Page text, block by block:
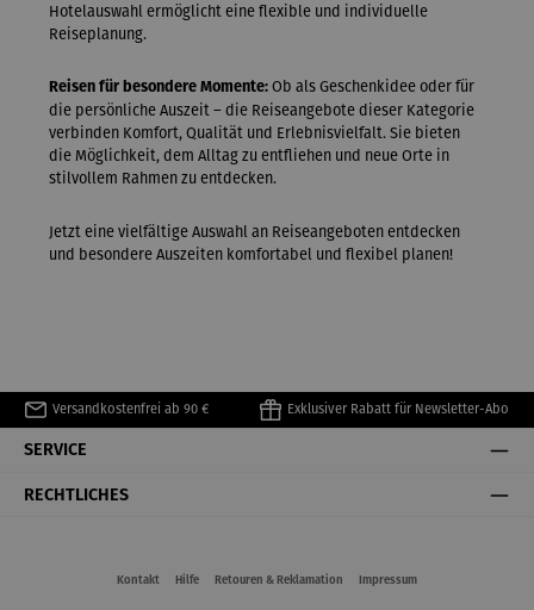
Hotelauswahl ermöglicht eine flexible und individuelle
Reiseplanung.
Reisen für besondere Momente: Ob als Geschenkidee oder für
die persönliche Auszeit – die Reiseangebote dieser Kategorie
verbinden Komfort, Qualität und Erlebnisvielfalt. Sie bieten
die Möglichkeit, dem Alltag zu entfliehen und neue Orte in
stilvollem Rahmen zu entdecken.
Jetzt eine vielfältige Auswahl an Reiseangeboten entdecken
und besondere Auszeiten komfortabel und flexibel planen!
Versandkostenfrei ab 90 € Exklusiver Rabatt für Newsletter-Abo
SERVICE
RECHTLICHES
Kontakt Hilfe Retouren & Reklamation Impressum